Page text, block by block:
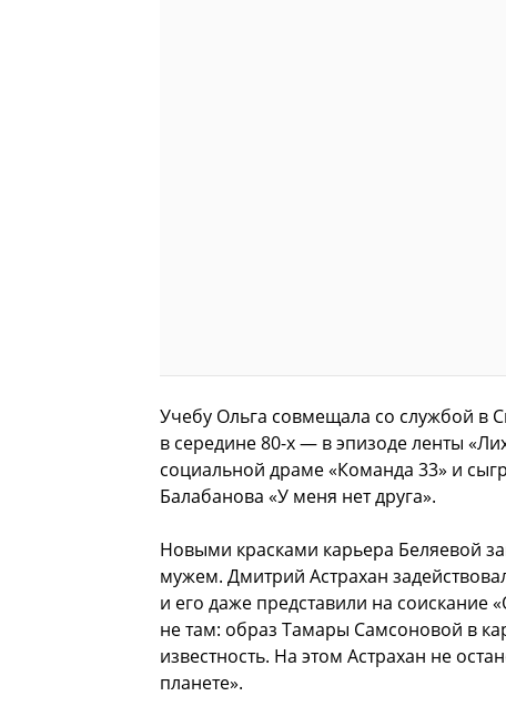
Учебу Ольга совмещала со службой в
в середине 80-х — в эпизоде ленты
социальной драме «Команда 33» и
Балабанова «У меня нет друга».
Новыми красками карьера Беляевой
мужем. Дмитрий Астрахан
и его даже представили на соискание
не там: образ Тамары Самсоновой в
известность. На этом Астрахан не
планете».